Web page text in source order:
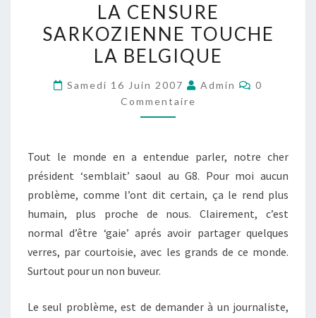
CENSURE
SARKOZIENNE
TOUCHE
BELGIQUE
LA CENSURE
SARKOZIENNE TOUCHE
LA BELGIQUE
Samedi 16 Juin 2007 Admin
0
Commentaire
Tout le monde en a entendue parler, notre cher
président ‘semblait’ saoul au G8. Pour moi aucun
problème, comme l’ont dit certain, ça le rend plus
humain, plus proche de nous. Clairement, c’est
normal d’être ‘gaie’ aprés avoir partager quelques
verres, par courtoisie, avec les grands de ce monde.
Surtout pour un non buveur.
Le seul problème, est de demander à un journaliste,